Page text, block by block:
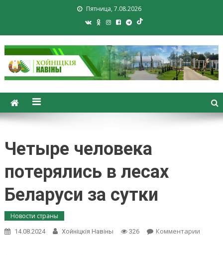
Пятница, 7.08.2026
Хойники. Хойнiцкiя навiны.
Новости Хойник. Районная
Четыре человека
потерялись в лесах
Беларуси за сутки
Новости страны
14.08.2024 Хойнiцкiя Навiны 326 Комментарииon